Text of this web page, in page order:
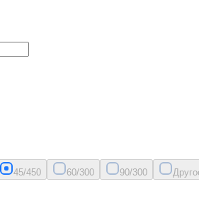
45/450 60/300 90/300